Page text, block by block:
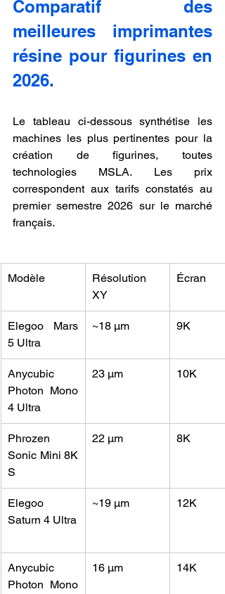
Comparatif des
meilleures imprimantes
résine pour figurines en
2026.
Le tableau ci-dessous synthétise les
machines les plus pertinentes pour la
création de figurines, toutes
technologies MSLA. Les prix
correspondent aux tarifs constatés au
premier semestre 2026 sur le marché
français.
Modèle
Résolution
XY
Écran
Elegoo Mars
5 Ultra
~18 µm 9K
Anycubic
Photon Mono
4 Ultra
23 µm 10K
Phrozen
Sonic Mini 8K
S
22 µm 8K
Elegoo
Saturn 4 Ultra
~19 µm 12K
Anycubic
Photon Mono
16 µm 14K